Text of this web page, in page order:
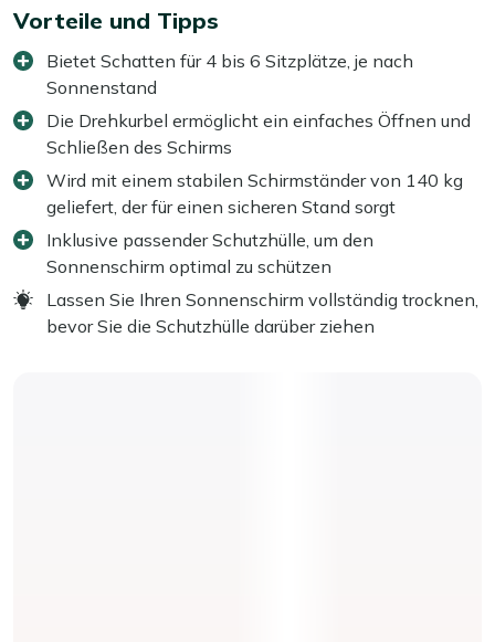
Vorteile und Tipps
Bietet Schatten für 4 bis 6 Sitzplätze, je nach
Sonnenstand
Die Drehkurbel ermöglicht ein einfaches Öffnen und
Schließen des Schirms
Wird mit einem stabilen Schirmständer von 140 kg
geliefert, der für einen sicheren Stand sorgt
Inklusive passender Schutzhülle, um den
Sonnenschirm optimal zu schützen
Lassen Sie Ihren Sonnenschirm vollständig trocknen,
bevor Sie die Schutzhülle darüber ziehen